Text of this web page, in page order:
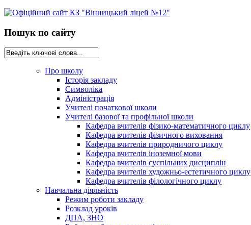
Пошук по сайту
Про школу
Історія закладу
Символіка
Адміністрація
Учителі початкової школи
Учителі базової та профільної школи
Кафедра вчителів фізико-математичного циклу
Кафедра вчителів фізичного виховання
Кафедра вчителів природничого циклу
Кафедра вчителів іноземної мови
Кафедра вчителів суспільних дисциплін
Кафедра вчителів художньо-естетичного циклу
Кафедра вчителів філологічного циклу
Навчальна діяльність
Режим роботи закладу
Розклад уроків
ДПА, ЗНО